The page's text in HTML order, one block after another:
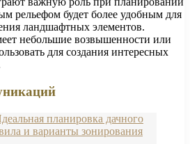
рельефом будет более удобным для
ландшафтных элементов.
небольшие возвышенности или
для создания интересных
планировка дачного
и варианты зонирования